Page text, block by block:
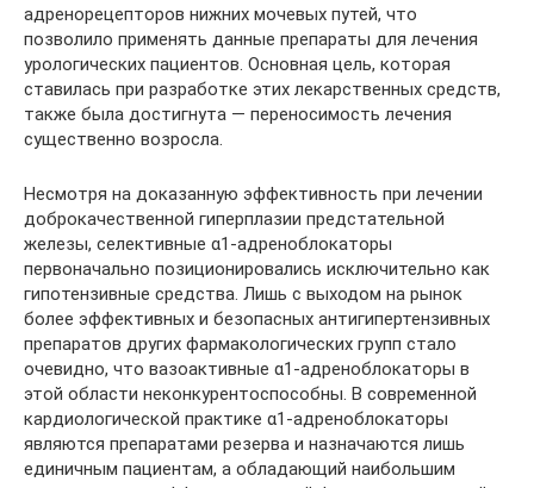
адренорецепторов нижних мочевых путей, что
позволило применять данные препараты для лечения
урологических пациентов. Основная цель, которая
ставилась при разработке этих лекарственных средств,
также была достигнута — переносимость лечения
существенно возросла.
Несмотря на доказанную эффективность при лечении
доброкачественной гиперплазии предстательной
железы, селективные α1-адреноблокаторы
первоначально позиционировались исключительно как
гипотензивные средства. Лишь с выходом на рынок
более эффективных и безопасных антигипертензивных
препаратов других фармакологических групп стало
очевидно, что вазоактивные α1-адреноблокаторы в
этой области неконкурентоспособны. В современной
кардиологической практике α1-адреноблокаторы
являются препаратами резерва и назначаются лишь
единичным пациентам, а обладающий наибольшим